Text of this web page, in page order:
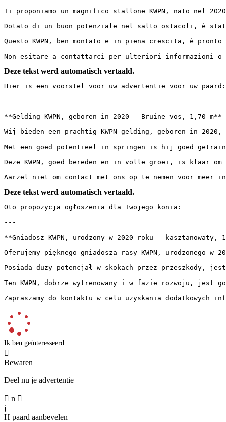
Ti proponiamo un magnifico stallone KWPN, nato nel
Dotato di un buon potenziale nel salto ostacoli, è
Questo KWPN, ben montato e in piena crescita, è
Non esitare a contattarci per ulteriori informazioni o
Deze tekst werd automatisch vertaald.
Hier is een voorstel voor uw advertentie voor uw paard:
---
**Gelding KWPN, geboren in 2020 – Bruine vos, 1,70 m**
Wij bieden een prachtig KWPN-gelding, geboren in
Met een goed potentieel in springen is hij goed
Deze KWPN, goed bereden en in volle groei, is
Aarzel niet om contact met ons op te nemen voor
Deze tekst werd automatisch vertaald.
Oto propozycja ogłoszenia dla Twojego konia:
---
**Gniadosz KWPN, urodzony w 2020 roku – kasztanowaty,
Oferujemy pięknego gniadosza rasy KWPN, urodzonego
Posiada duży potencjał w skokach przez przeszkody,
Ten KWPN, dobrze wytrenowany i w fazie rozwoju, jest
Zapraszamy do kontaktu w celu uzyskania
Ik ben geïnteresseerd

Bewaren
Deel nu je advertentie
 n 
j
H paard aanbevelen